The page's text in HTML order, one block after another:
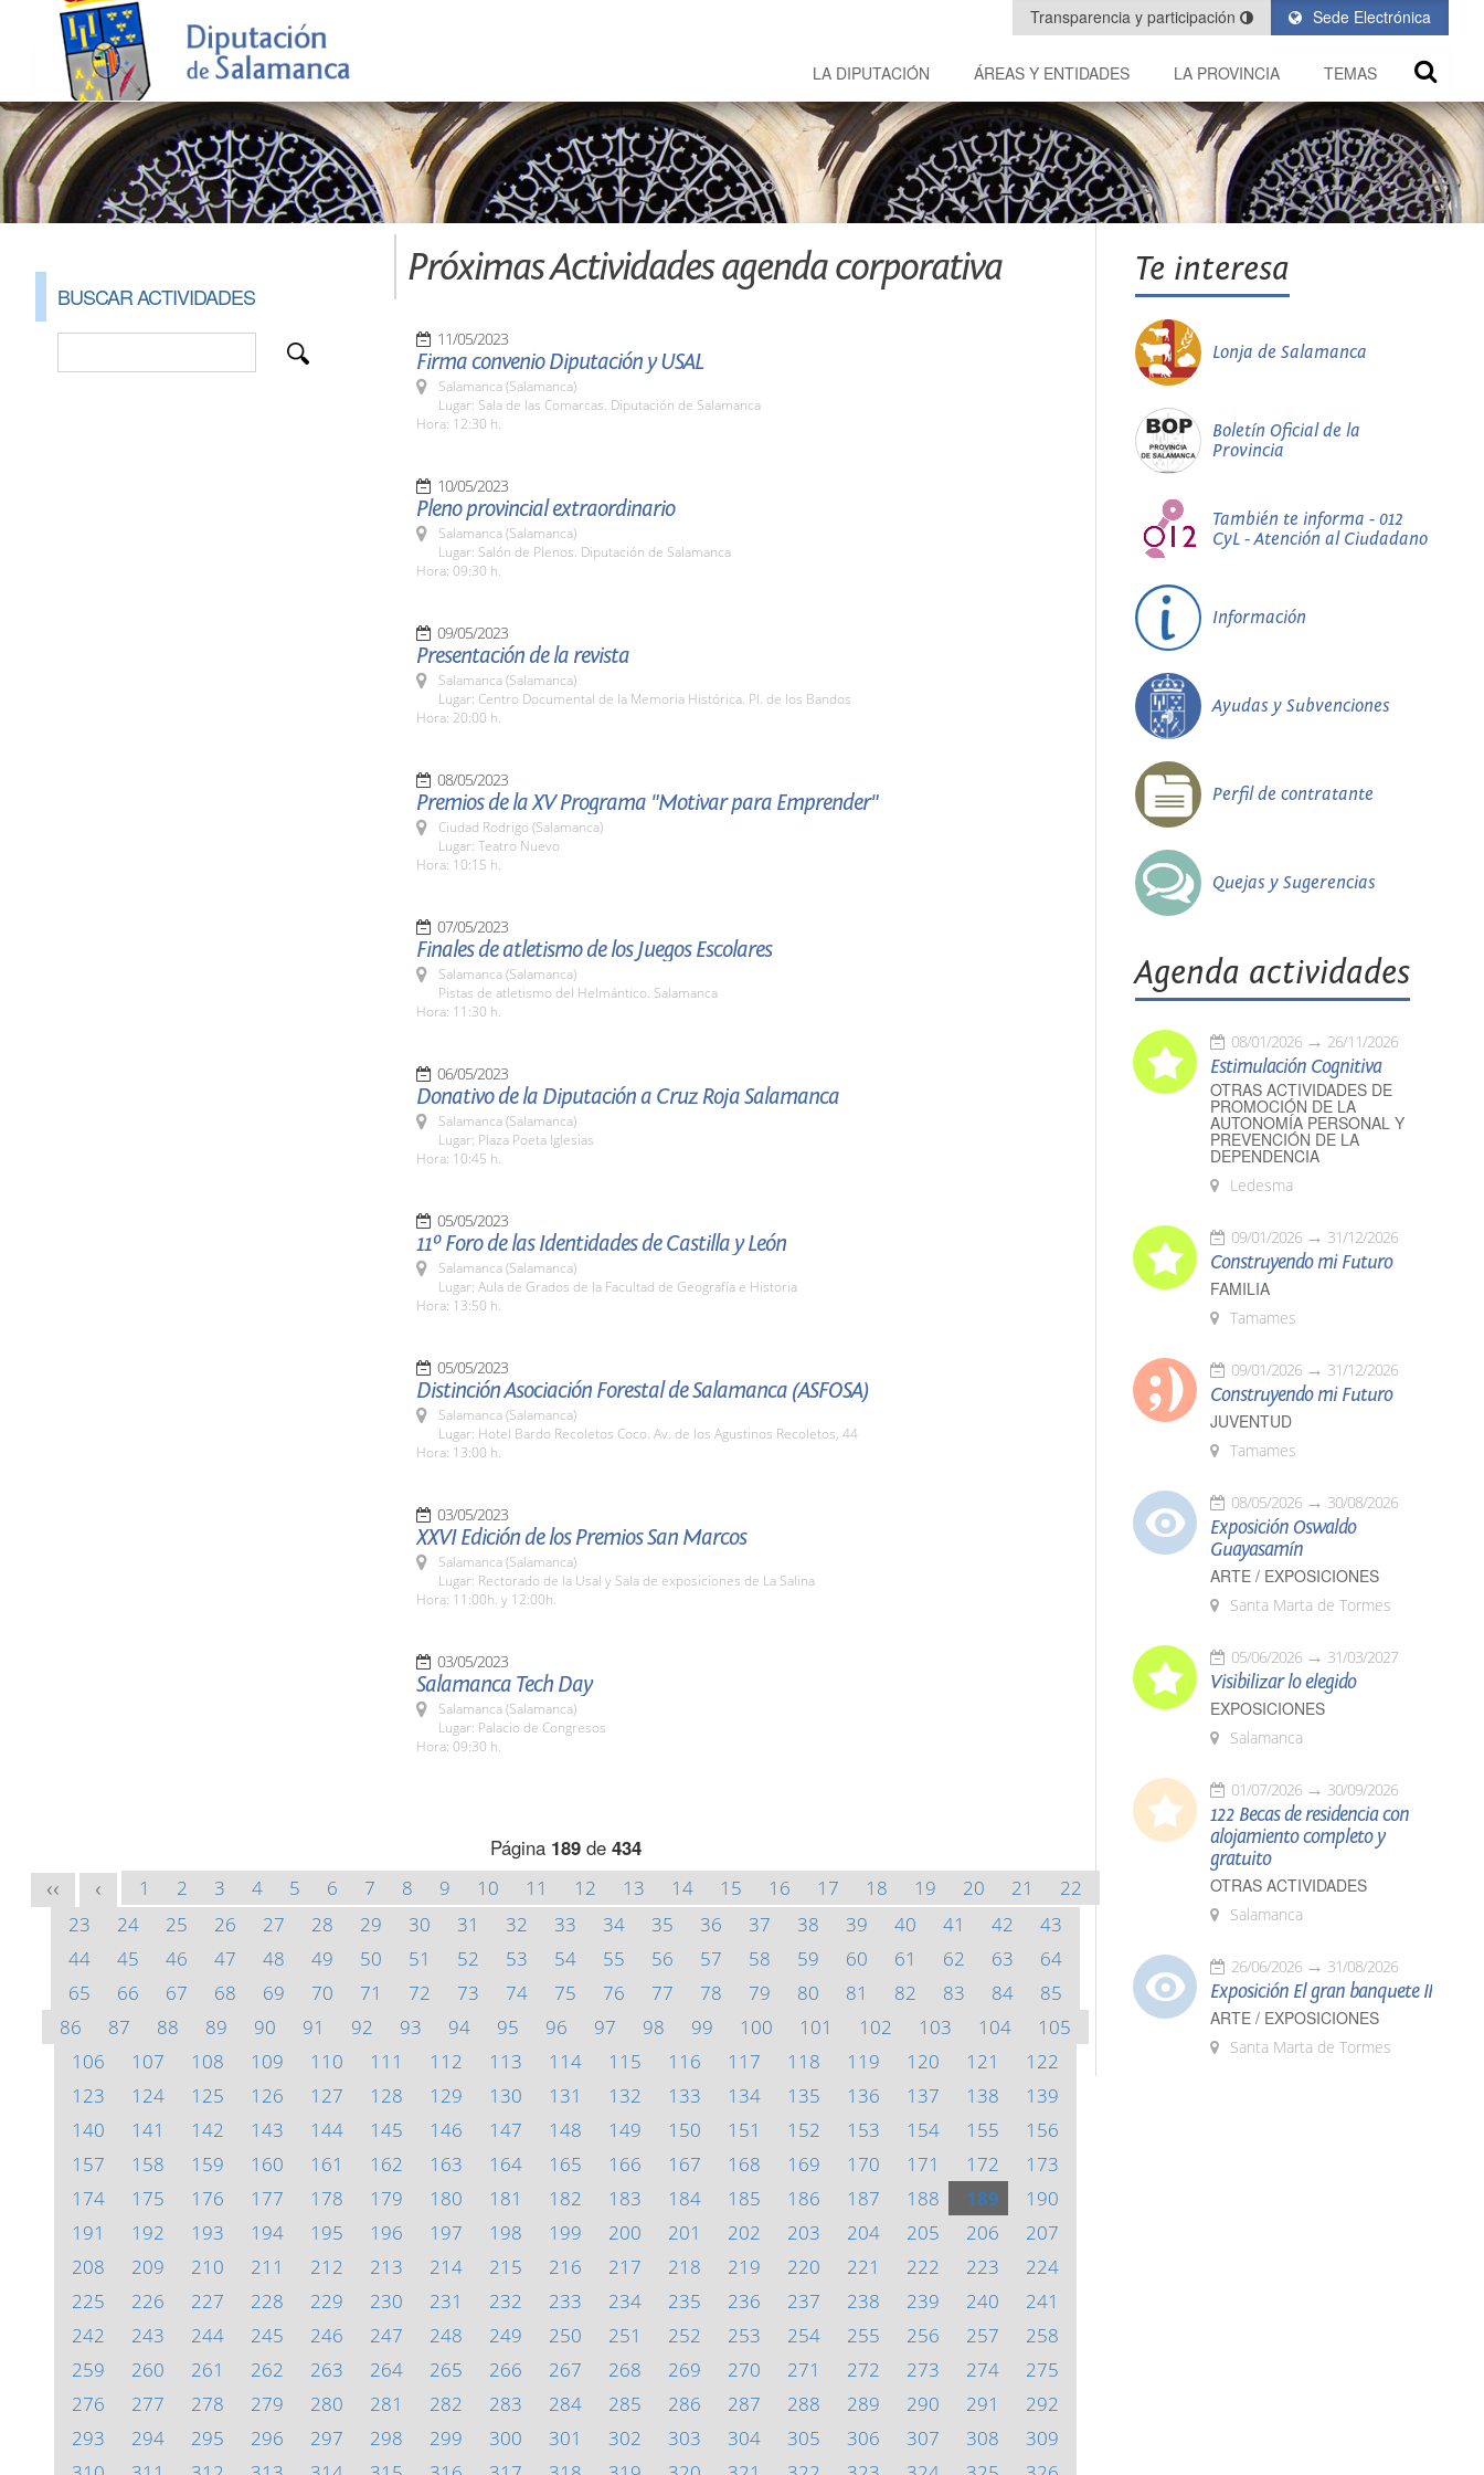
Sede Electrónica
Transparencia y participación
LA DIPUTACIÓN ÁREAS Y ENTIDADES LA PROVINCIA TEMAS
BUSCAR ACTIVIDADES
Próximas Actividades agenda corporativa
11/05/2023
Firma convenio Diputación y USAL
Salamanca (Salamanca)
Lugar: Sala de las Comarcas. Diputación de Salamanca
Hora: 12:30 h.
10/05/2023
Pleno provincial extraordinario
Salamanca (Salamanca)
Lugar: Salón de Plenos. Diputación de Salamanca
Hora: 09:30 h.
09/05/2023
Presentación de la revista
Salamanca (Salamanca)
Lugar: Centro Documental de la Memoria Histórica. Pl. de los Bandos
Hora: 20:00 h.
08/05/2023
Premios de la XV Programa "Motivar para Emprender"
Ciudad Rodrigo (Salamanca)
Lugar: Teatro Nuevo
Hora: 10:15 h.
07/05/2023
Finales de atletismo de los Juegos Escolares
Salamanca (Salamanca)
Pistas de atletismo del Helmántico. Salamanca
Hora: 11:30 h.
06/05/2023
Donativo de la Diputación a Cruz Roja Salamanca
Salamanca (Salamanca)
Lugar: Plaza Poeta Iglesias
Hora: 10:45 h.
05/05/2023
11º Foro de las Identidades de Castilla y León
Salamanca (Salamanca)
Lugar: Aula de Grados de la Facultad de Geografía e Historia
Hora: 13:50 h.
05/05/2023
Distinción Asociación Forestal de Salamanca (ASFOSA)
Salamanca (Salamanca)
Lugar: Hotel Bardo Recoletos Coco. Av. de los Agustinos Recoletos, 44
Hora: 13:00 h.
03/05/2023
XXVI Edición de los Premios San Marcos
Salamanca (Salamanca)
Lugar: Rectorado de la Usal y Sala de exposiciones de La Salina
Hora: 11:00h. y 12:00h.
03/05/2023
Salamanca Tech Day
Salamanca (Salamanca)
Lugar: Palacio de Congresos
Hora: 09:30 h.
Página 189de 434
<< < 1 2 3 4 5 6 7 8 9 10 11 12 13 14 15 16 17 18 19 20 21
22
23
24 25 26 27 28 29 30 31 32 33 34 35 36 37 38 39 40 41 42
43
44
45 46 47 48 49 50 51 52 53 54 55 56 57 58 59 60 61 62 63
64
65
66 67 68 69 70 71 72 73 74 75 76 77 78 79 80 81 82 83 84
85
86
87 88 89 90 91 92 93 94 95 96 97 98 99 100 101 102 103 104
105
106
107 108 109 110 111 112 113 114 115 116 117 118 119 120 121
122
123
124 125 126 127 128 129 130 131 132 133 134 135 136 137 138
139
140
141 142 143 144 145 146 147 148 149 150 151 152 153 154 155
156
157
158 159 160 161 162 163 164 165 166 167 168 169 170 171 172
173
174
175 176 177 178 179 180 181 182 183 184 185 186 187 188 189
190
191
192 193 194 195 196 197 198 199 200 201 202 203 204 205 206
207
208
209 210 211 212 213 214 215 216 217 218 219 220 221 222 223
224
225
226 227 228 229 230 231 232 233 234 235 236 237 238 239 240
241
242
243 244 245 246 247 248 249 250 251 252 253 254 255 256 257
258
259
260 261 262 263 264 265 266 267 268 269 270 271 272 273 274
275
276
277 278 279 280 281 282 283 284 285 286 287 288 289 290 291
292
293
294 295 296 297 298 299 300 301 302 303 304 305 306 307 308
309
Te interesa
Lonja de Salamanca
Boletín Oficial de la
Provincia
También te informa - 012
CyL - Atención al Ciudadano
Información
Ayudas y Subvenciones
Perfil de contratante
Quejas y Sugerencias
Agenda actividades
08/01/2026 26/11/2026
Estimulación Cognitiva
OTRAS ACTIVIDADES DE
PROMOCIÓN DE LA
AUTONOMÍA PERSONAL Y
PREVENCIÓN DE LA
DEPENDENCIA
Ledesma
09/01/2026 31/12/2026
Construyendo mi Futuro
FAMILIA
Tamames
09/01/2026 31/12/2026
Construyendo mi Futuro
JUVENTUD
Tamames
08/05/2026 30/08/2026
Exposición Oswaldo
Guayasamín
ARTE / EXPOSICIONES
Santa Marta de Tormes
05/06/2026 31/03/2027
Visibilizar lo elegido
EXPOSICIONES
Salamanca
01/07/2026 30/09/2026
122 Becas de residencia con
alojamiento completo y
gratuito
OTRAS ACTIVIDADES
Salamanca
26/06/2026 31/08/2026
Exposición El gran banquete II
ARTE / EXPOSICIONES
Santa Marta de Tormes